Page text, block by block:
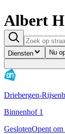
Albert
Diensten Nu
Driebergen-
Binnenhof 1
GeslotenOpent om